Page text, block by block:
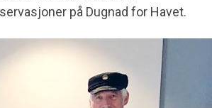
på Dugnad for Havet.